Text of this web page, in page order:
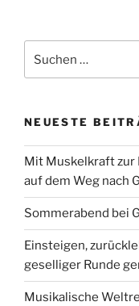
Verstärkung“
nach:
NEUESTE
Mit Muskelkraft zur
auf dem Weg nach
Sommerabend bei
Einsteigen,
geselliger Runde
Musikalische